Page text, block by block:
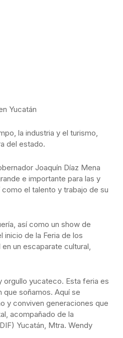
Yucatán
la industria y el turismo,
del estado.
Joaquín Díaz Mena
e importante para las y
el talento y trabajo de su
así como un show de
inicio de la Feria de los
un escaparate cultural,
orgullo yucateco. Esta feria es
soñamos. Aquí se
y conviven generaciones que
acompañado de la
Yucatán, Mtra. Wendy